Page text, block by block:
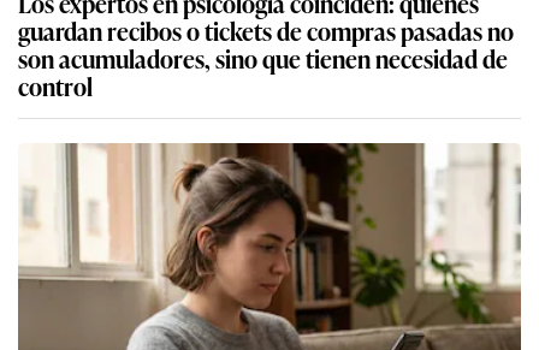
guardan recibos o tickets de compras pasadas no
son acumuladores, sino que tienen necesidad de
control